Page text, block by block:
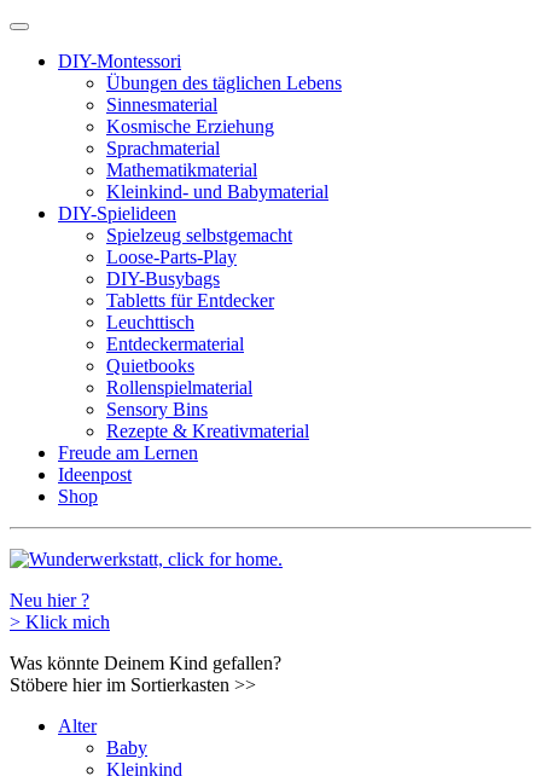
DIY-Montessori
Übungen des täglichen Lebens
Sinnesmaterial
Kosmische Erziehung
Sprachmaterial
Mathematikmaterial
Kleinkind- und Babymaterial
DIY-Spielideen
Spielzeug selbstgemacht
Loose-Parts-Play
DIY-Busybags
Tabletts für Entdecker
Leuchttisch
Entdeckermaterial
Quietbooks
Rollenspielmaterial
Sensory Bins
Rezepte & Kreativmaterial
Freude am Lernen
Ideenpost
Shop
Neu hier ?
> Klick mich
Was könnte Deinem Kind gefallen?
Stöbere hier im Sortierkasten >>
Alter
Baby
Kleinkind